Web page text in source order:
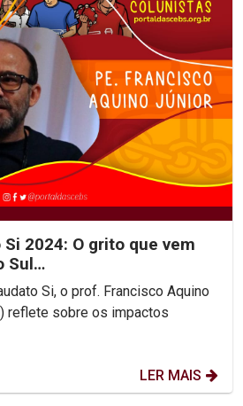
Si 2024: O grito que vem
Sul…
Si, o prof. Francisco Aquino
reflete sobre os impactos
LER MAIS